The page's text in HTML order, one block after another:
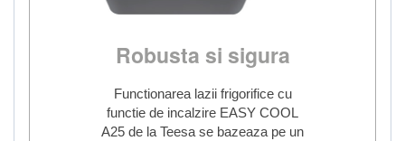
Robusta si sigura
Functionarea lazii frigorifice cu
functie de incalzire EASY COOL
A25 de la Teesa se bazeaza pe un